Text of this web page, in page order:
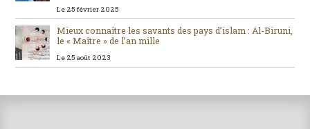
Le 25 février 2025
Mieux connaître les savants des pays d’islam : Al-Biruni,
le « Maître » de l’an mille
Le 25 août 2023